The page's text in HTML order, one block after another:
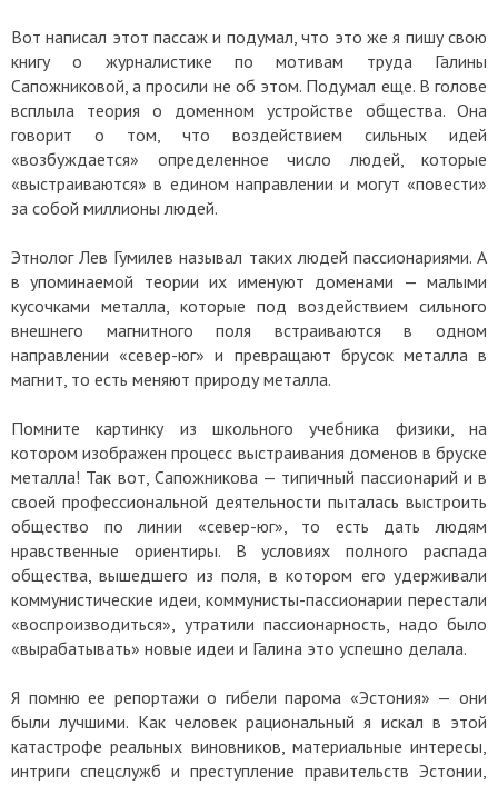
Вот написал этот пассаж и подумал, что это же я пишу свою
книгу о журналистике по мотивам труда Галины
Сапожниковой, а просили не об этом. Подумал еще. В голове
всплыла теория о доменном устройстве общества. Она
говорит о том, что воздействием сильных идей
«возбуждается» определенное число людей, которые
«выстраиваются» в едином направлении и могут «повести»
за собой миллионы людей.
Этнолог Лев Гумилев называл таких людей пассионариями. А
в упоминаемой теории их именуют доменами — малыми
кусочками металла, которые под воздействием сильного
внешнего магнитного поля встраиваются в одном
направлении «север-юг» и превращают брусок металла в
магнит, то есть меняют природу металла.
Помните картинку из школьного учебника физики, на
котором изображен процесс выстраивания доменов в бруске
металла! Так вот, Сапожникова — типичный пассионарий и в
своей профессиональной деятельности пыталась выстроить
общество по линии «север-юг», то есть дать людям
нравственные ориентиры. В условиях полного распада
общества, вышедшего из поля, в котором его удерживали
коммунистические идеи, коммунисты-пассионарии перестали
«воспроизводиться», утратили пассионарность, надо было
«вырабатывать» новые идеи и Галина это успешно делала.
Я помню ее репортажи о гибели парома «Эстония» —они
были лучшими. Как человек рациональный я искал в этой
катастрофе реальных виновников, материальные интересы,
интриги спецслужб и преступление правительств Эстонии,